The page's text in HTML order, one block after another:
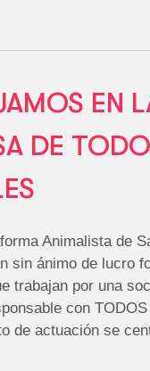
EN
DE
Animalista de
sin ánimo de lucro
trabajan por una
con
de actuación se